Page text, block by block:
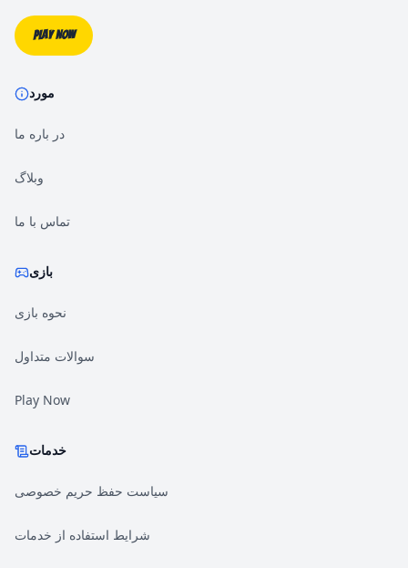
Play Now
مورد
در باره ما
وبلاگ
تماس با ما
بازی
نحوه بازی
سوالات متداول
Play Now
خدمات
سیاست حفظ حریم خصوصی
شرایط استفاده از خدمات